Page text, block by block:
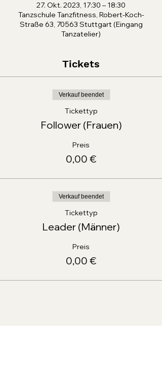
27. Okt. 2023, 17:30 – 18:30
Tanzschule Tanzfitness, Robert-Koch-
Straße 63, 70563 Stuttgart (Eingang
Tanzatelier)
Tickets
Verkauf beendet
Tickettyp
Follower (Frauen)
Preis
0,00 €
Verkauf beendet
Tickettyp
Leader (Männer)
Preis
0,00 €